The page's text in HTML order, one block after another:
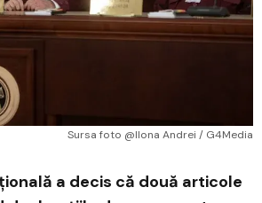
Sursa foto @Ilona Andrei / G4Media
a decis că două articole